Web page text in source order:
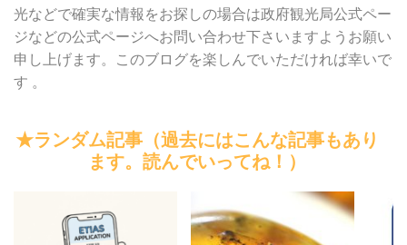
光などで確実な情報をお探しの場合は政府観光局公式ペー
ジなどの公式ページへお問い合わせ下さいますようお願い
申し上げます。このブログを楽しんでいただければ幸いで
す 。
★ランダム記事（過去にはこんな記事もあり
ます。読んでいってね！）